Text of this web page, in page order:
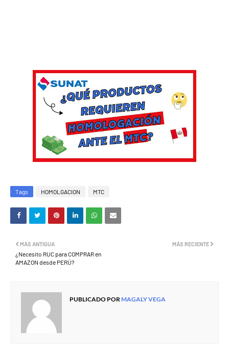
Tags HOMOLGACION MTC
MÁS RECIENTE
MÁS ANTIGUA
¿Necesito RUC para COMPRAR en
AMAZON desde PERÚ?
PUBLICADO POR MAGALY VEGA